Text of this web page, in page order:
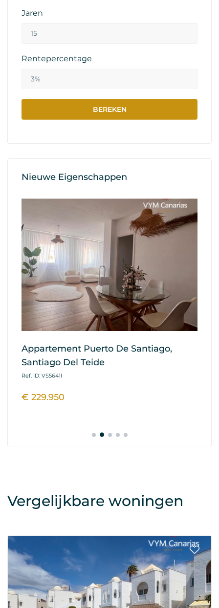
Jaren
Rentepercentage
Nieuwe Eigenschappen
Appartement Puerto De Santiago,
Santiago Del Teide
Ref. ID: VS5641I
€ 229.950
Vergelijkbare woningen